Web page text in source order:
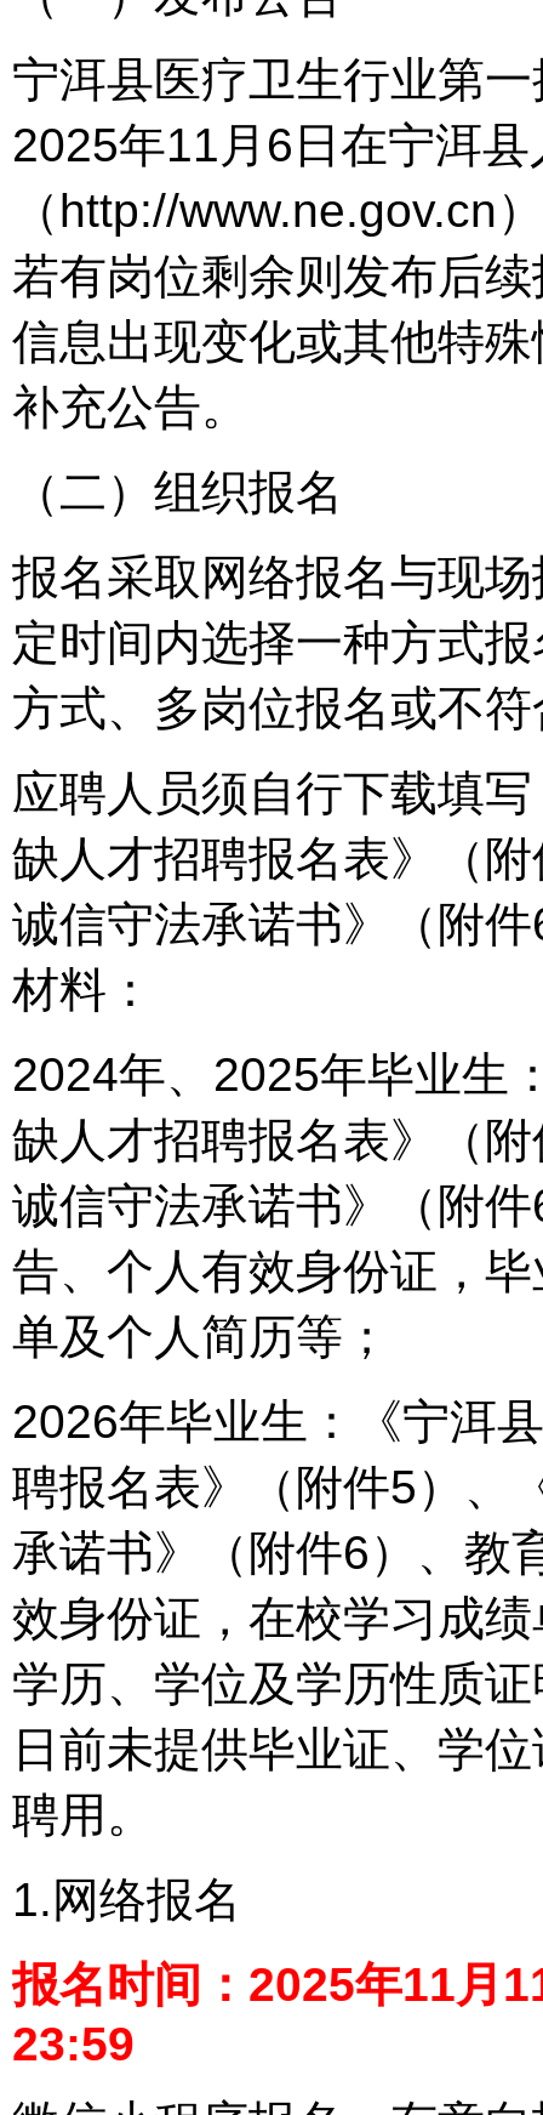
宁洱县医疗卫生行业第
2025年11月6日在宁洱
（http://www.ne.gov.cn
若有岗位剩余则发布后
信息出现变化或其他特
补充公告。
（二）组织报名
报名采取网络报名与现
定时间内选择一种方式
方式、多岗位报名或不
应聘人员须自行下载填
缺人才招聘报名表》（
诚信守法承诺书》（附
材料：
2024年、2025年毕业生
缺人才招聘报名表》（
诚信守法承诺书》（附
告、个人有效身份证，
单及个人简历等；
2026年毕业生：《宁洱
聘报名表》（附件5）、
承诺书》（附件6）、教
效身份证，在校学习成
学历、学位及学历性质
日前未提供毕业证、学
聘用。
1.网络报名
报名时间：2025年11月
23:59